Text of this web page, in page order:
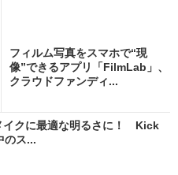
フィルム写真をスマホで“現
像”できるアプリ「FilmLab」、
クラウドファンディ...
イクに最適な明るさに！ Kick
のス...